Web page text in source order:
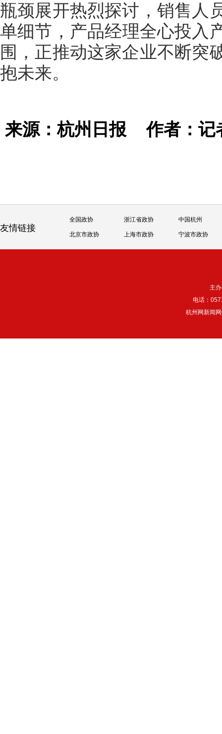
瓶颈展开热烈探讨，销售人
单细节，产品经理全心投
围，正推动这家企业不断突
抱未来。
来源：杭州日报作者：
友情链接
全国政协 浙江省政协 中国杭州
北京市政协 上海市政协 宁波市政协
主
电话：
杭州网新闻